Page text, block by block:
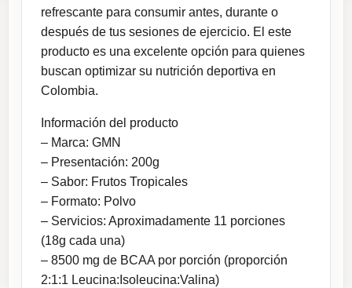
refrescante para consumir antes, durante o
después de tus sesiones de ejercicio. El este
producto es una excelente opción para quienes
buscan optimizar su nutrición deportiva en
Colombia.
Información del producto
– Marca: GMN
– Presentación: 200g
– Sabor: Frutos Tropicales
– Formato: Polvo
– Servicios: Aproximadamente 11 porciones
(18g cada una)
– 8500 mg de BCAA por porción (proporción
2:1:1 Leucina:Isoleucina:Valina)